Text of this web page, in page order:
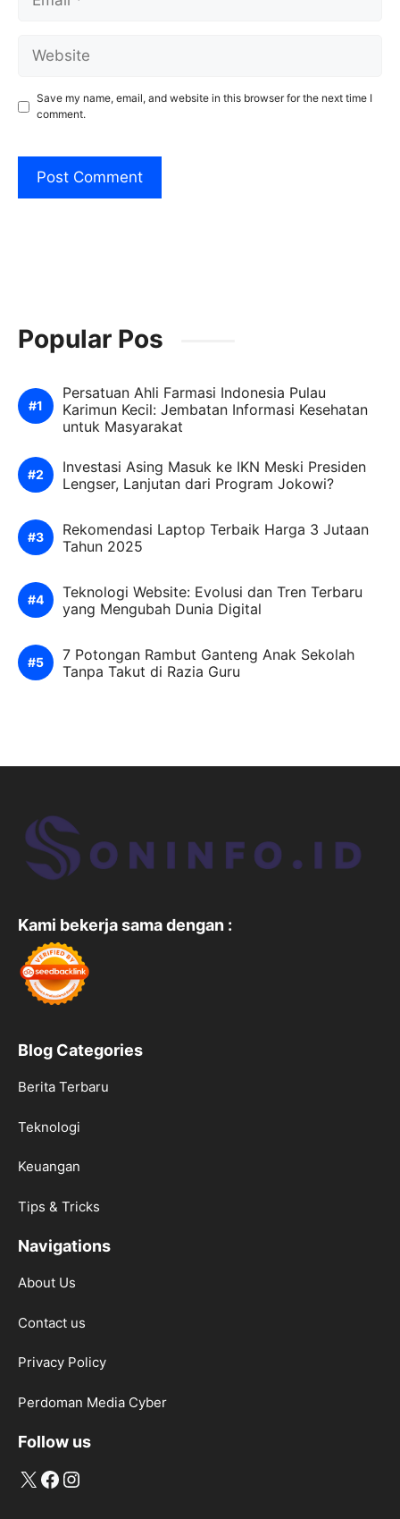
Website
Save my name, email, and website in this browser for the next time I
comment.
Popular Pos
Persatuan Ahli Farmasi Indonesia Pulau
Karimun Kecil: Jembatan Informasi Kesehatan
untuk Masyarakat
Investasi Asing Masuk ke IKN Meski Presiden
Lengser, Lanjutan dari Program Jokowi?
Rekomendasi Laptop Terbaik Harga 3 Jutaan
Tahun 2025
Teknologi Website: Evolusi dan Tren Terbaru
yang Mengubah Dunia Digital
7 Potongan Rambut Ganteng Anak Sekolah
Tanpa Takut di Razia Guru
Kami bekerja sama dengan :
Blog Categories
Berita Terbaru
Teknologi
Keuangan
Tips & Tricks
Navigations
About Us
Contact us
Privacy Policy
Perdoman Media Cyber
Follow us
X Facebook
Instagram